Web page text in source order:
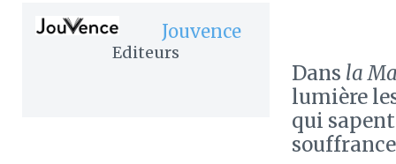
Jouvence
Editeurs
Dans la
lumière
qui